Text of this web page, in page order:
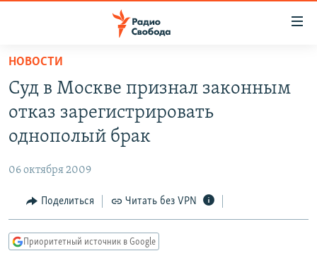
упрощенного
доступа
основному
Вернутся
Вернутся
ПОДКАСТЫ
АВТОРСКИЕ ПРОЕКТЫ
МНЕНИЯ
КУЛЬТУРА
КАВКАЗ.РЕАЛИИ
НОВОСТИ
Суд в Москве признал законным
отказ зарегистрировать
однополый брак
06 октября 2009
Поделиться Читать без VPN
Приоритетный источник в Google